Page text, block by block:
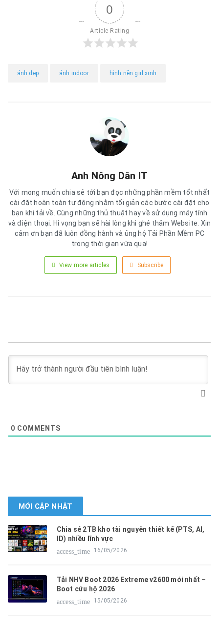
0
Article Rating
ảnh đẹp ảnh indoor hình nền girl xinh
Anh Nông Dân IT
Với mong muốn chia sẻ tới bạn đọc những phần mềm tốt nhất
cài đặt hoàn toàn tự động nhằm tối giản các bước cài đặt cho
bạn khi tải về. Cùng những thủ thuật hay về sử dụng máy tính
và điện thoại. Hi vọng bạn sẽ hài lòng khi ghé thăm Website. Xin
cảm ơn bạn đã luôn đồng hành và ủng hộ Tải Phần Mềm PC
trong thời gian vừa qua!
View more articles Subscribe
0 COMMENTS
MỚI CẬP NHẬT
Chia sẻ 2TB kho tài nguyên thiết kế (PTS, AI,
ID) nhiều lĩnh vực
access_time
16/05/2026
Tải NHV Boot 2026 Extreme v2600 mới nhất –
Boot cứu hộ 2026
access_time
15/05/2026